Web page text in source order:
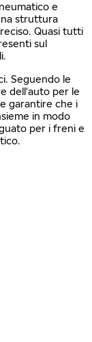
e
struttura
Quasi tutti
sul
Seguendo le
dell'auto per le
garantire che i
in modo
per i freni e